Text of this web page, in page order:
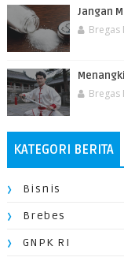
Jangan
Bregas
Bregas
KATEGORI BERITA
Bisnis
Brebes
GNPK RI